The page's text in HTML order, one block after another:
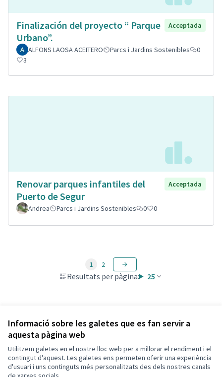
Informació sobre les galetes que es fan servir a
aquesta pàgina web
Utilitzem galetes en el nostre lloc web per a millorar el rendiment i el
contingut d'aquest. Les galetes ens permeten oferir una experiència
d'usuari i uns continguts més personalitzats des dels nostres canals
Finalización del proyecto “ Parque
Urbano”.
Acceptada
ALFONS LAOSA ACEITERO Parcs i Jardins Sostenibles
0
3
Renovar parques infantiles del
Puerto de Segur
Acceptada
Andrea Parcs i Jardins Sostenibles 0 0
Resultats per pàgina: 25
1 2
Veure totes les propostes retirades
Termes i condicions d'ús
Configuració de les galetes
Decidim Calafell a X
Decidim Calafell a Facebook
Decidim Calafell a YouTube
Decidim Calafell a GitHub